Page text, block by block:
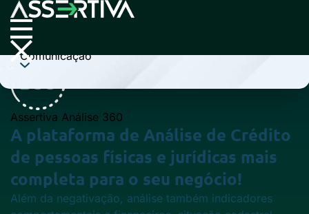
Cobrança
Comunicação
Assertiva Análise 360
A plataforma de Análise de Crédito
de pessoas físicas e jurídicas mais
completa para o seu negócio!
Além da negativação, análise também indicadores